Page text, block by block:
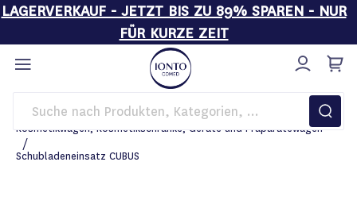
LAGERVERKAUF - JETZT BIS ZU 89% SPAREN - NUR
FÜR KURZE ZEIT
Direkt
zum
Inhalt
Startseite
Einrichtung
Kosmetikwagen, Kosmetikschränke, Geräte und Präparatewagen
Schubladeneinsatz CUBUS